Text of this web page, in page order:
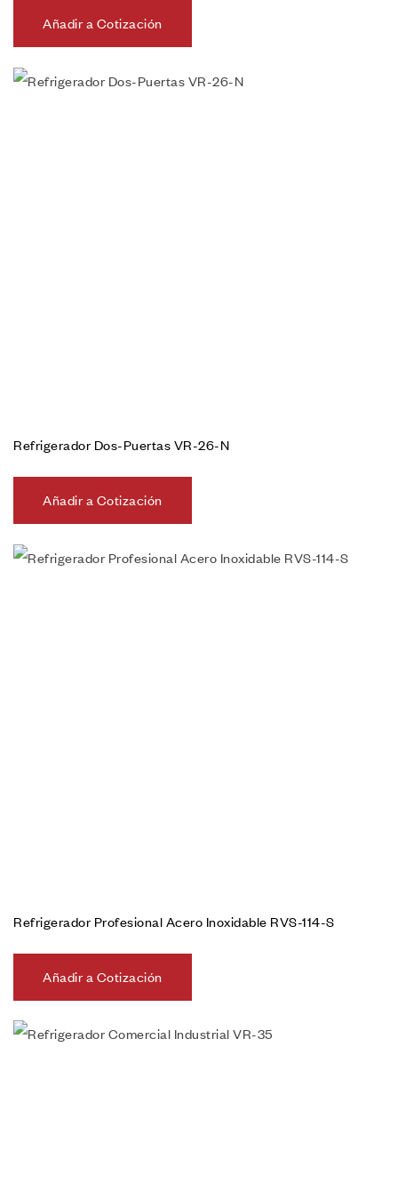
Añadir a Cotización
Refrigerador Dos-Puertas VR-26-N
Añadir a Cotización
Refrigerador Profesional Acero Inoxidable RVS-114-S
Añadir a Cotización